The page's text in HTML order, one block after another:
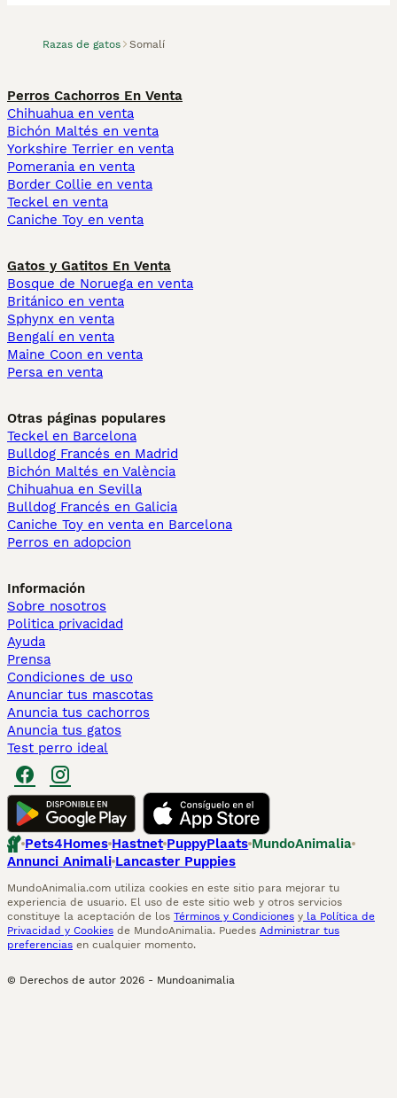
Razas de gatos Somalí
Perros Cachorros En Venta
Chihuahua en venta
Bichón Maltés en venta
Yorkshire Terrier en venta
Pomerania en venta
Border Collie en venta
Teckel en venta
Caniche Toy en venta
Gatos y Gatitos En Venta
Bosque de Noruega en venta
Británico en venta
Sphynx en venta
Bengalí en venta
Maine Coon en venta
Persa en venta
Otras páginas populares
Teckel en Barcelona
Bulldog Francés en Madrid
Bichón Maltés en València
Chihuahua en Sevilla
Bulldog Francés en Galicia
Caniche Toy en venta en Barcelona
Perros en adopcion
Información
Sobre nosotros
Politica privacidad
Ayuda
Prensa
Condiciones de uso
Anunciar tus mascotas
Anuncia tus cachorros
Anuncia tus gatos
Test perro ideal
Pets4Homes Hastnet PuppyPlaats MundoAnimalia
Annunci Animali Lancaster Puppies
MundoAnimalia.com utiliza cookies en este sitio para mejorar tu
experiencia de usuario. El uso de este sitio web y otros servicios
constituye la aceptación de los Términos y Condiciones y la Política de
Privacidad y Cookies de MundoAnimalia. Puedes Administrar tus
preferencias en cualquier momento.
© Derechos de autor 2026 - Mundoanimalia